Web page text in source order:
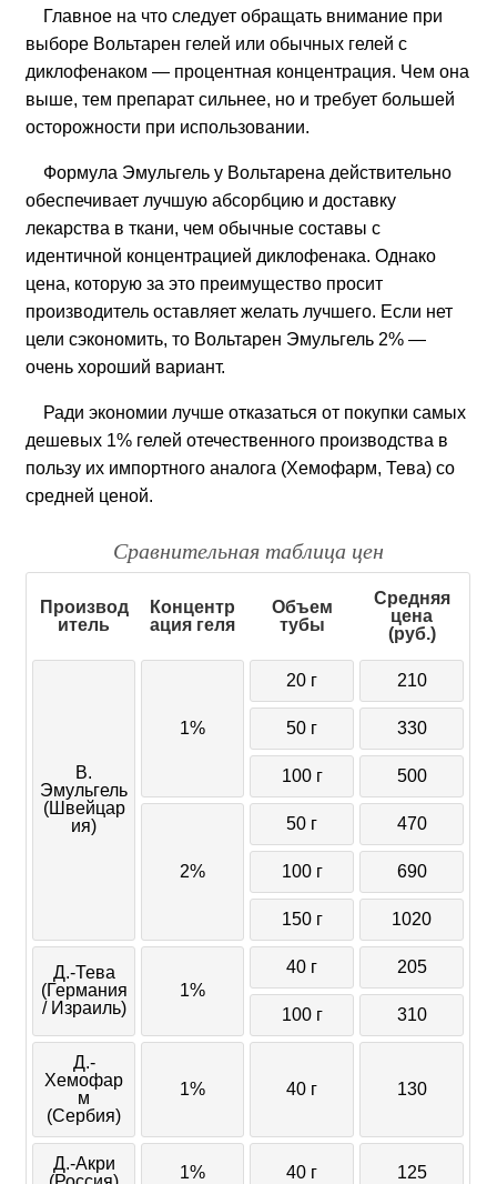
Главное на что следует обращать внимание при
выборе Вольтарен гелей или обычных гелей с
диклофенаком — процентная концентрация. Чем она
выше, тем препарат сильнее, но и требует большей
осторожности при использовании.
Формула Эмульгель у Вольтарена действительно
обеспечивает лучшую абсорбцию и доставку
лекарства в ткани, чем обычные составы с
идентичной концентрацией диклофенака. Однако
цена, которую за это преимущество просит
производитель оставляет желать лучшего. Если нет
цели сэкономить, то Вольтарен Эмульгель 2% —
очень хороший вариант.
Ради экономии лучше отказаться от покупки самых
дешевых 1% гелей отечественного производства в
пользу их импортного аналога (Хемофарм, Тева) со
средней ценой.
Сравнительная таблица цен
Производ
итель
Концентр
ация геля
Объем
тубы
Средняя
цена
(руб.)
В.
Эмульгель
(Швейцар
ия)
1%
20 г 210
50 г 330
100 г 500
2%
50 г 470
100 г 690
150 г 1020
Д.-Тева
(Германия
/ Израиль)
1%
40 г 205
100 г 310
Д.-
Хемофар
м
(Сербия)
1% 40 г 130
Д.-Акри
1% 40 г 125